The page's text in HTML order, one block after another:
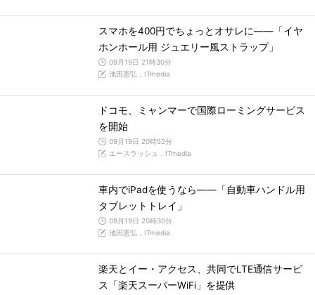
スマホを400円でちょっとオサレに――「イヤ
ホンホール用 ジュエリー風ストラップ」
09月19日 21時30分
池田憲弘，ITmedia
ドコモ、ミャンマーで国際ローミングサービス
を開始
09月19日 20時52分
エースラッシュ，ITmedia
車内でiPadを使うなら――「自動車ハンドル用
タブレットトレイ」
09月19日 20時30分
池田憲弘，ITmedia
楽天とイー・アクセス、共同でLTE通信サービ
ス「楽天スーパーWiFi」を提供